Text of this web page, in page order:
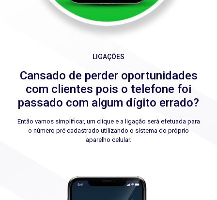
LIGAÇÕES
Cansado de perder oportunidades
com clientes pois o telefone foi
passado com algum dígito errado?
Então vamos simplificar, um clique e a ligação será efetuada para
o número pré cadastrado utilizando o sistema do próprio
aparelho celular.